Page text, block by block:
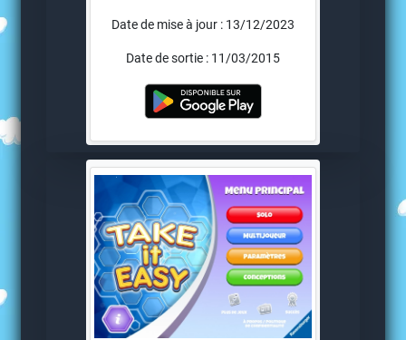
Date de mise à jour : 13/12/2023
Date de sortie : 11/03/2015